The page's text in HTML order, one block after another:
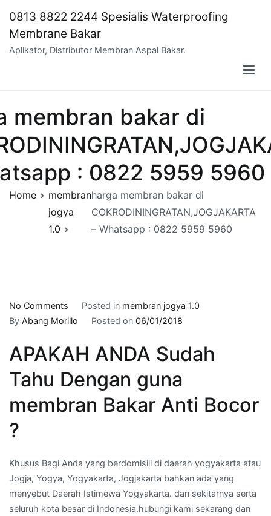
content
0813 8822 2244 Spesialis Waterproofing
Membrane Bakar
Aplikator, Distributor Membran Aspal Bakar.
membran bakar di
: 0822 5959 5960
Home
membran
jogya
1.0
harga membran bakar di
COKRODININGRATAN,JOGJAKARTA
– Whatsapp : 0822 5959 5960
No Comments
harga
bakar
COKRODININGRATAN,JOGJAKARTA
Whatsapp
5960
Posted in membran jogya 1.0
By Abang Morillo Posted on 06/01/2018
APAKAH ANDA Sudah
Tahu Dengan guna
membran Bakar Anti Bocor
?
Khusus Bagi Anda yang berdomisili di daerah yogyakarta atau
Jogja, Yogya, Yogyakarta, Jogjakarta bahkan ada yang
menyebut Daerah Istimewa Yogyakarta. dan sekitarnya serta
seluruh kota besar di Indonesia.hubungi kami sekarang dan